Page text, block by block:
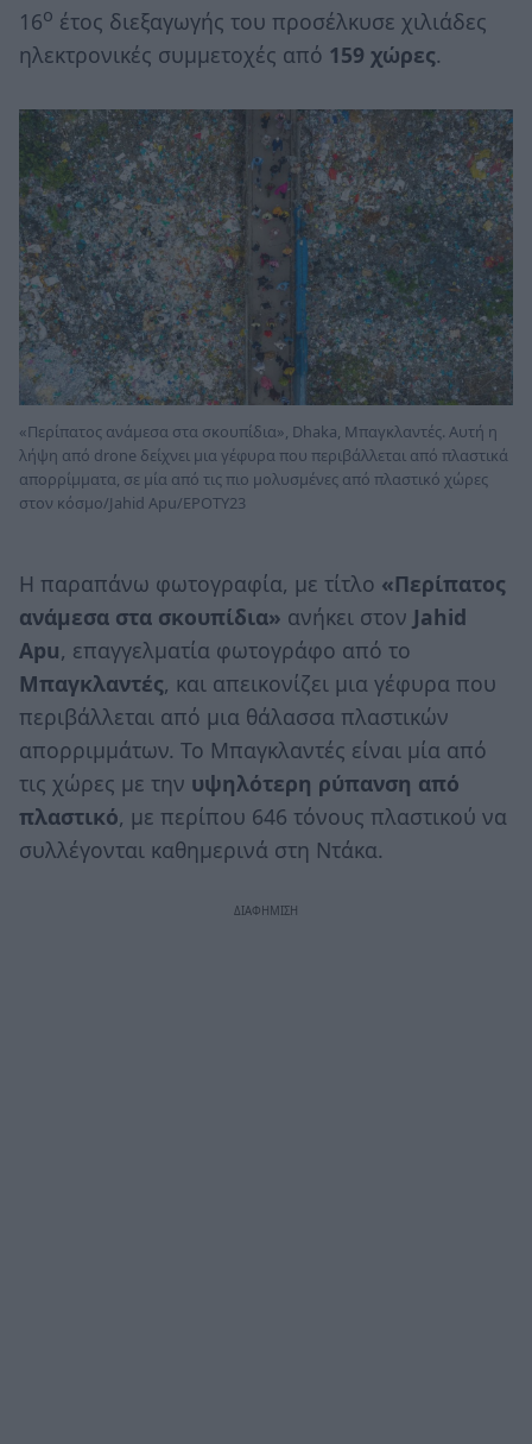
16ο έτος διεξαγωγής του προσέλκυσε χιλιάδες
ηλεκτρονικές συμμετοχές από 159 χώρες.
«Περίπατος ανάμεσα στα σκουπίδια», Dhaka, Μπαγκλαντές. Αυτή η
λήψη από drone δείχνει μια γέφυρα που περιβάλλεται από πλαστικά
απορρίμματα, σε μία από τις πιο μολυσμένες από πλαστικό χώρες
στον κόσμο/Jahid Apu/EPOTY23
Η παραπάνω φωτογραφία, με τίτλο «Περίπατος
ανάμεσα στα σκουπίδια» ανήκει στον Jahid
Apu, επαγγελματία φωτογράφο από το
Μπαγκλαντές, και απεικονίζει μια γέφυρα που
περιβάλλεται από μια θάλασσα πλαστικών
απορριμμάτων. Το Μπαγκλαντές είναι μία από
τις χώρες με την υψηλότερη ρύπανση από
πλαστικό, με περίπου 646 τόνους πλαστικού να
συλλέγονται καθημερινά στη Ντάκα.